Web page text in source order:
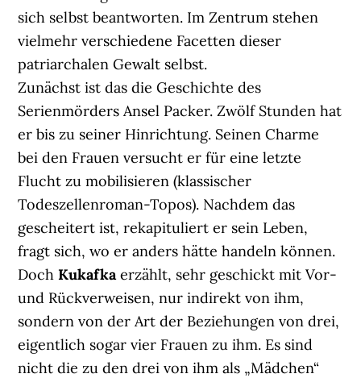
sich selbst beantworten. Im Zentrum stehen
vielmehr verschiedene Facetten dieser
patriarchalen Gewalt selbst.
Zunächst ist das die Geschichte des
Serienmörders Ansel Packer. Zwölf Stunden hat
er bis zu seiner Hinrichtung. Seinen Charme
bei den Frauen versucht er für eine letzte
Flucht zu mobilisieren (klassischer
Todeszellenroman-Topos). Nachdem das
gescheitert ist, rekapituliert er sein Leben,
fragt sich, wo er anders hätte handeln können.
DochKukafkaerzählt, sehr geschickt mit Vor-
und Rückverweisen, nur indirekt von ihm,
sondern von der Art der Beziehungen von drei,
eigentlich sogar vier Frauen zu ihm. Es sind
nicht die zu den drei von ihm als „Mädchen“